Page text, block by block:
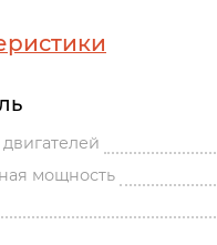
мощность